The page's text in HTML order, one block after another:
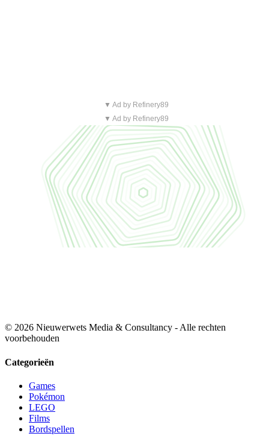
▼ Ad by Refinery89
▼ Ad by Refinery89
© 2026 Nieuwerwets Media & Consultancy - Alle rechten
voorbehouden
Categorieën
Games
Pokémon
LEGO
Films
Bordspellen